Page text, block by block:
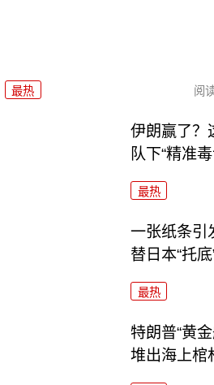
最热 阅
伊朗赢了？
队下“精准
最热
一张纸条引
替日本“托底
最热
特朗普“黄
堆出海上棺